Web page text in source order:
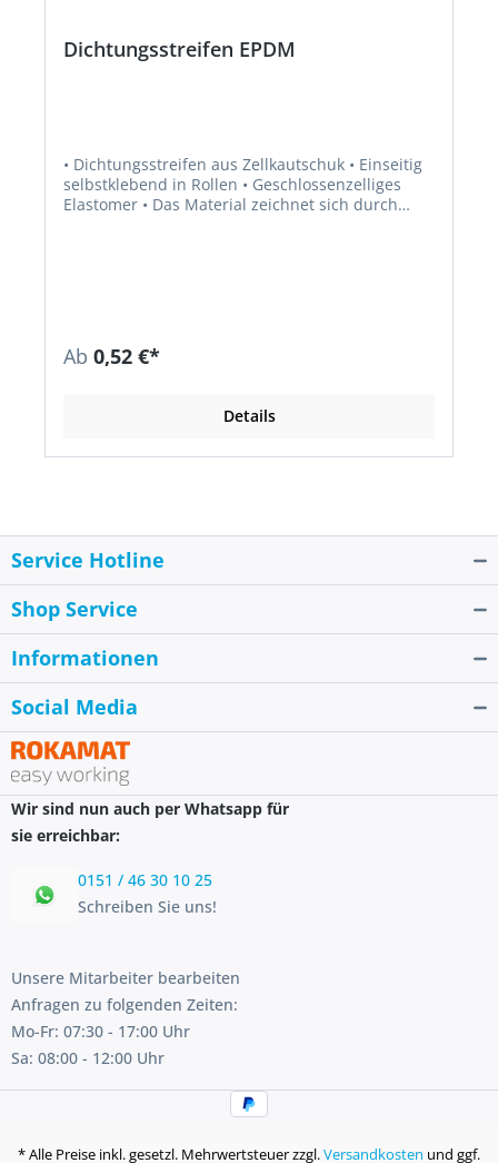
Dichtungsstreifen EPDM
• Dichtungsstreifen aus Zellkautschuk • Einseitig
selbstklebend in Rollen • Geschlossenzelliges
Elastomer • Das Material zeichnet sich durch
Ab 0,52 €*
Details
Service Hotline
Shop Service
Informationen
Social Media
Wir sind nun auch per Whatsapp für
sie erreichbar:
0151 / 46 30 10 25
Schreiben Sie uns!
Unsere Mitarbeiter bearbeiten
Anfragen zu folgenden Zeiten:
Mo-Fr: 07:30 - 17:00 Uhr
Sa: 08:00 - 12:00 Uhr
* Alle Preise inkl. gesetzl. Mehrwertsteuer zzgl.Versandkosten und ggf.